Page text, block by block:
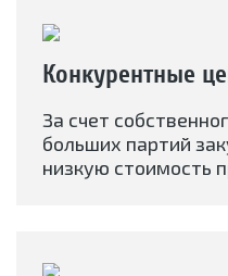
Конкурентные
За счет
больших партий
низкую стоимость